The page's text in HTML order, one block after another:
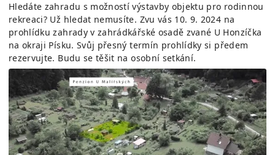
Hledáte zahradu s možností výstavby objektu pro rodinnou
rekreaci? Už hledat nemusíte. Zvu vás 10. 9. 2024 na
prohlídku zahrady v zahrádkářské osadě zvané U Honzíčka
na okraji Písku. Svůj přesný termín prohlídky si předem
rezervujte. Budu se těšit na osobní setkání.